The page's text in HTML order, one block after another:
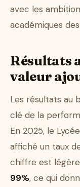
avec les
académiques
Résultats
valeur
Les résultats au
clé de la
En 2025, le
affiché un taux
chiffre est
99%, ce qui